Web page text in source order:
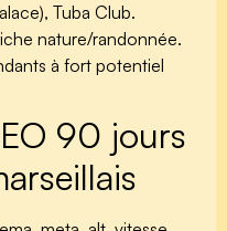
Tuba Club.
nature/randonnée.
à fort potentiel
90 jours